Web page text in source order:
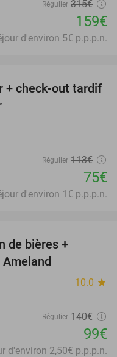
Régulier 315€
159€
d'environ 5€ p.p.p.n.
34%
+ check-out tardif
Régulier 113€
75€
d'environ 1€ p.p.p.n.
de bières +
10.0 star
Régulier 140€
99€
d'environ 2,50€ p.p.p.n.